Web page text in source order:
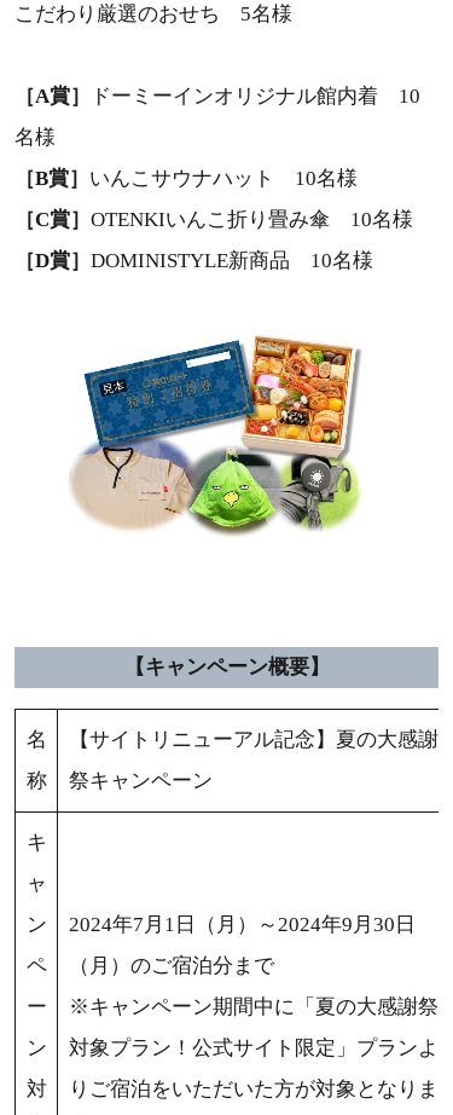
こだわり厳選のおせち 5名様
［A賞］
ドーミーインオリジナル館内着 10
名様
［B賞］ いんこサウナハット 10名様
［C賞］ OTENKIいんこ折り畳み傘 10名様
［D賞］ DOMINISTYLE新商品 10名様
【キャンペーン概要】
名
称
【サイトリニューアル記念】夏の大感謝
祭キャンペーン
キ
ャ
ン
ペ
ー
ン
対
2024年7月1日（月）～2024年9月30日
（月）のご宿泊分まで
※キャンペーン期間中に「夏の大感謝祭
対象プラン！公式サイト限定」プランよ
りご宿泊をいただいた方が対象となりま